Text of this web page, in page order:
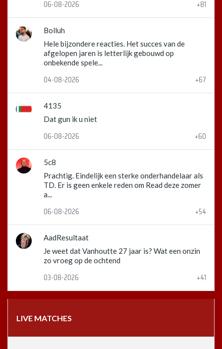
06-08-2026 +81
Bolluh
Hele bijzondere reacties. Het succes van de
afgelopen jaren is letterlijk gebouwd op
onbekende spele...
04-08-2026 +67
4135
Dat gun ik u niet
06-08-2026 +60
5c8
Prachtig. Eindelijk een sterke onderhandelaar als
TD. Er is geen enkele reden om Read deze zomer
a...
06-08-2026 +54
AadResultaat
Je weet dat Vanhoutte 27 jaar is? Wat een onzin
zo vroeg op de ochtend
03-08-2026 +41
LIVE MATCHES